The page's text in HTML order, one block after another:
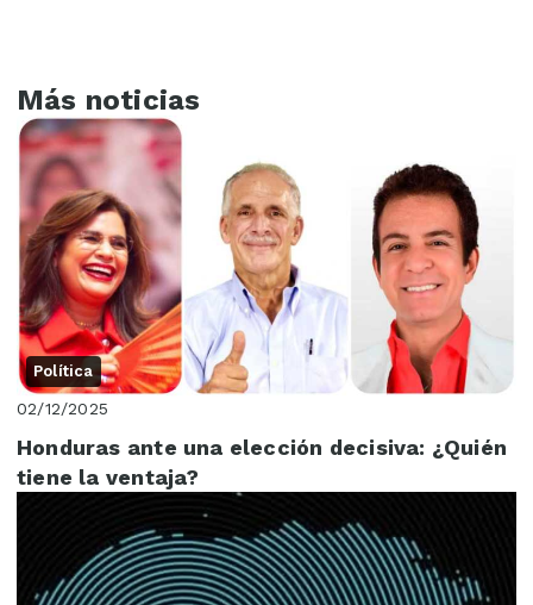
Más noticias
Política
02/12/2025
Honduras ante una elección decisiva: ¿Quién
tiene la ventaja?